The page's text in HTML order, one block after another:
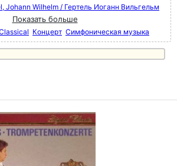
Johann Wilhelm / Гертель Иоганн Вильгельм
Показать больше
Концерт Симфоническая музыка